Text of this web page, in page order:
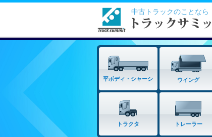
中古トラックのことなら
平ボディ・シャーシ ウイング
トラクタ トレーラー